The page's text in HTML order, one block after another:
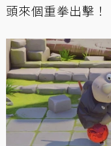
頭來個重拳出擊！